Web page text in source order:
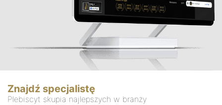
Znajdź specjalistę
Plebiscyt skupia najlepszych w branży